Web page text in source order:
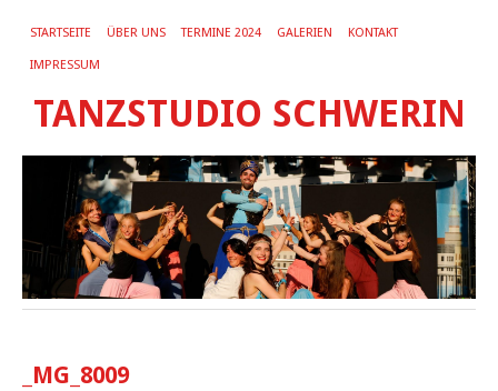
STARTSEITE ÜBER UNS TERMINE 2024 GALERIEN KONTAKT
IMPRESSUM
TANZSTUDIO SCHWERIN
_MG_8009